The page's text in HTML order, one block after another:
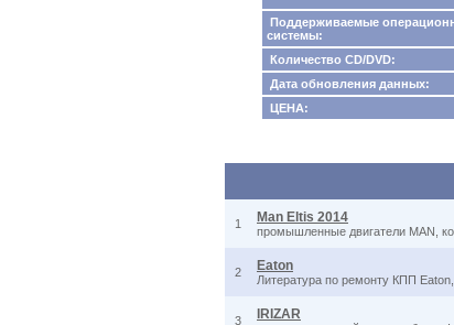
Поддерживаемые
системы:
Количество CD/DVD:
Дата обновления данных:
ЦЕНА:
1 Man Eltis 2014
промышленные двигатели MAN,
2 Eaton
Литература по ремонту КПП
3 IRIZAR